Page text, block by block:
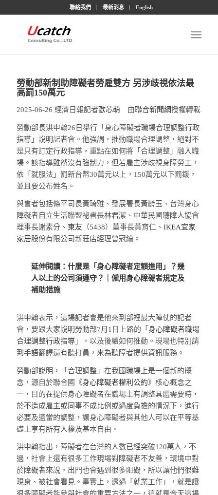
聯絡我們 最新消息 English
勞動部新制助障礙者勞雇雙方 另涉歧視依法最
高罰150萬元
2025-06-26 經濟日報記者歐芯萌 由聯合新聞網授權轉載
勞動部長洪申翰26日舉行「身心障礙者職場合理調整行政
指導」說明記者會。他強調，推動職場合理調整，絕對不
是只有訂定行政指導，重點在如何將「合理調整」融入職
場。該指導雖然沒有強制力，但若雇主涉歧視身障勞工，
依「就服法」罰新台幣30萬元以上，150萬元以下罰鍰，
並且要公布姓名。
與會者包括條平司長黃琦雅、發展署長黃齡玉、台灣身心
障礙者自立生活聯盟祕書長林君潔、中華民國聽障人協會
理事長謝素分、 東友 （5438）董事長黃育仁、 IKEA宜家
家居股份有限公司新莊店經理曾冠綸。
延伸閱讀： 什麼是「身心障礙者定額進用」？幾
人以上的公司須遵守？｜僱用身心障礙者規定及
補助措施
洪申翰表示，這場記者會是他來到部裡最大陣仗的記者
會，要跟大家說明勞動部7月1日上路的「 身心障礙者職場
合理調整行政指導」，以及後續如何推動。現場也特別請
到手語翻譯還有聽打員，來為聽障者提供資訊服務。
勞動部說明，「合理調整」在我國職場上是一個新的概
念，源自於聯合國《身心障礙者權利公約》核心概念之
一，目的在提供身心障礙者在職場上有調整具體需要時，
於不造成雇主或同事不成比例或過度負擔的情況下，進行
必要及適當的調整，讓身心障礙者與其他人可以在平等基
礎上享有所有人權及基本自由。
洪申翰指出，障礙者在台灣的人數已經突破120萬人，不
過，社會上還有很多工作現場對障礙者不友善，環境中對
於障礙者來說，出門也會遇到很多阻礙，所以讓他們很難
現身、被社會看見。事實上，透過「就業工作」，就是讓